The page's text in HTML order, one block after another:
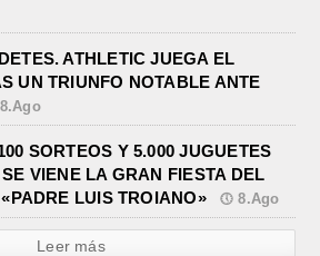
ATHLETIC JUEGA EL
UN TRIUNFO NOTABLE ANTE
8.Ago
SORTEOS Y 5.000 JUGUETES
VIENE LA GRAN FIESTA DEL
LUIS TROIANO»
8.Ago
Leer más